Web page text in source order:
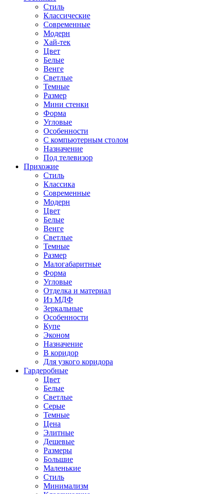
Стиль
Классические
Современные
Модерн
Хай-тек
Цвет
Белые
Венге
Светлые
Темные
Размер
Мини стенки
Форма
Угловые
Особенности
С компьютерным столом
Назначение
Под телевизор
Прихожие
Стиль
Классика
Современные
Модерн
Цвет
Белые
Венге
Светлые
Темные
Размер
Малогабаритные
Форма
Угловые
Отделка и материал
Из МДФ
Зеркальные
Особенности
Купе
Эконом
Назначение
В коридор
Для узкого коридора
Гардеробные
Цвет
Белые
Светлые
Серые
Темные
Цена
Элитные
Дешевые
Размеры
Большие
Маленькие
Стиль
Минимализм